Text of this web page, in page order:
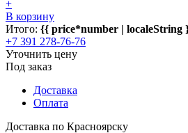
+
В корзину
Итого: {{ price*number | localeString
+7 391 278-76-76
Уточнить цену
Под заказ
Доставка
Оплата
Доставка по Красноярску